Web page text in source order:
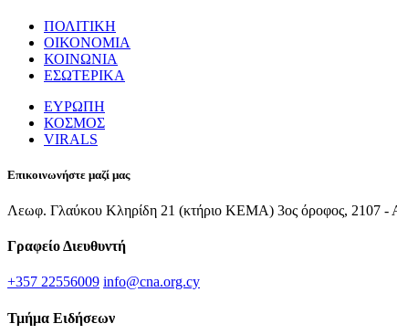
ΠΟΛΙΤΙΚΗ
ΟΙΚΟΝΟΜΙΑ
ΚΟΙΝΩΝΙΑ
ΕΣΩΤΕΡΙΚΑ
ΕΥΡΩΠΗ
ΚΟΣΜΟΣ
VIRALS
Επικοινωνήστε μαζί μας
Λεωφ. Γλαύκου Κληρίδη 21 (κτήριο ΚΕΜΑ) 3ος όροφος, 2107 -
Γραφείο Διευθυντή
+357 22556009 info@cna.org.cy
Τμήμα Ειδήσεων